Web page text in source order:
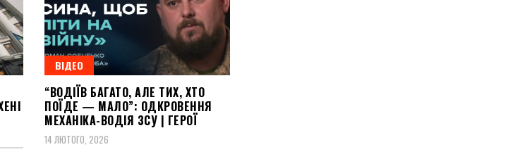
ВІДЕО
“ВОДІЇВ БАГАТО, АЛЕ ТИХ, ХТО
ПОЇДЕ — МАЛО”: ОДКРОВЕННЯ
МЕХАНІКА-ВОДІЯ ЗСУ | ГЕРОЇ
14 ЛЮТОГО, 2026